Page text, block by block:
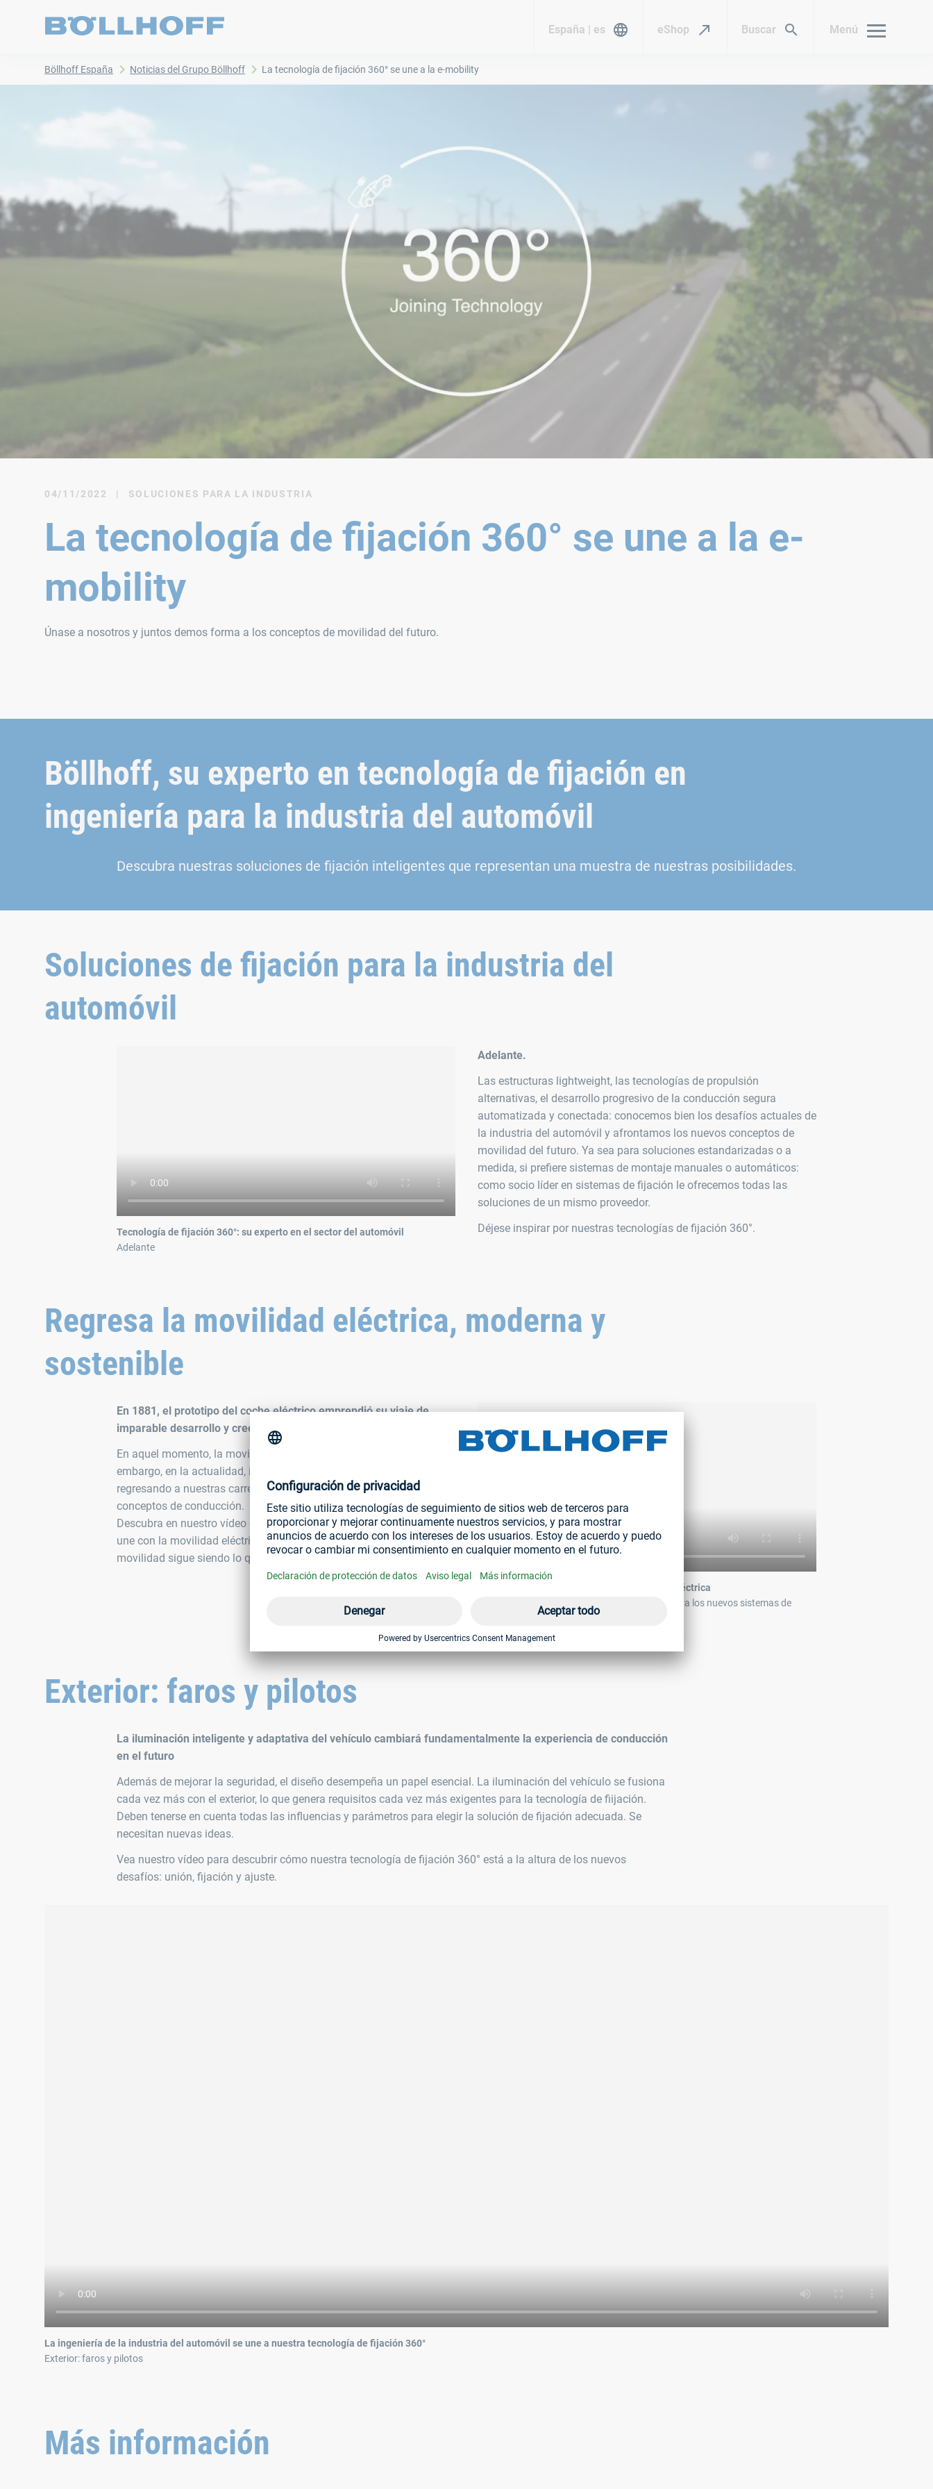
España | es eShop Buscar Menú
Böllhoff España Noticias del Grupo Böllhoff La tecnología de fijación 360° se une a la e-mobility
04/11/2022 | SOLUCIONES PARA LA INDUSTRIA
La tecnología de fijación 360° se une a la e-
mobility
Únase a nosotros y juntos demos forma a los conceptos de movilidad del futuro.
Böllhoff, su experto en tecnología de fijación en
ingeniería para la industria del automóvil
Descubra nuestras soluciones de fijación inteligentes que representan una muestra de nuestras posibilidades.
Soluciones de fijación para la industria del
automóvil
Adelante.
Las estructuras lightweight, las tecnologías de propulsión
alternativas, el desarrollo progresivo de la conducción segura
automatizada y conectada: conocemos bien los desafíos actuales de
la industria del automóvil y afrontamos los nuevos conceptos de
movilidad del futuro. Ya sea para soluciones estandarizadas o a
medida, si prefiere sistemas de montaje manuales o automáticos:
como socio líder en sistemas de fijación le ofrecemos todas las
soluciones de un mismo proveedor.
Déjese inspirar por nuestras tecnologías de fijación 360°.
Tecnología de fijación 360°: su experto en el sector del automóvil
Adelante
Regresa la movilidad eléctrica, moderna y
sostenible
En 1881, el prototipo del coche eléctrico emprendió su viaje de
imparable desarrollo y crecimiento
En aquel momento, la movilidad eléctrica no prevaleció. Sin
embargo, en la actualidad, impulsada por el cambio climático, está
regresando a nuestras carreteras: moderna y con innovadores
conceptos de conducción.
Descubra en nuestro vídeo cómo la tecnología de fijación 360° se
une con la movilidad eléctrica y se enfrenta a nuevos desafíos. La
movilidad sigue siendo lo que es - fascinante.
La tecnología de unión 360° en la movilidad eléctrica
Tenemos los elementos de unión más fiables para los nuevos sistemas de
Exterior: faros y pilotos
La iluminación inteligente y adaptativa del vehículo cambiará fundamentalmente la experiencia de conducción
en el futuro
Además de mejorar la seguridad, el diseño desempeña un papel esencial. La iluminación del vehículo se fusiona
cada vez más con el exterior, lo que genera requisitos cada vez más exigentes para la tecnología de fiijación.
Deben tenerse en cuenta todas las influencias y parámetros para elegir la solución de fijación adecuada. Se
necesitan nuevas ideas.
Vea nuestro vídeo para descubrir cómo nuestra tecnología de fijación 360° está a la altura de los nuevos
desafíos: unión, fijación y ajuste.
La ingeniería de la industria del automóvil se une a nuestra tecnología de fijación 360°
Exterior: faros y pilotos
Más información